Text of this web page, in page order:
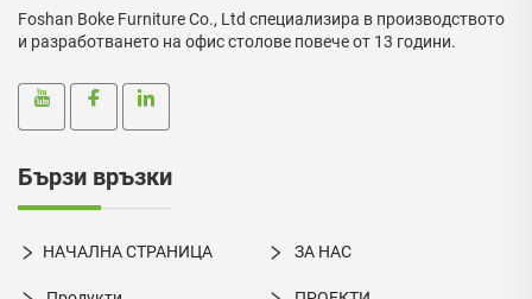
Foshan Boke Furniture Co., Ltd специализира в производството
и разработването на офис столове повече от 13 години.
Бързи връзки
НАЧАЛНА СТРАНИЦА ЗА НАС